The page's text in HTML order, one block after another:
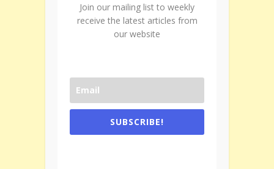
Join our mailing list to weekly
receive the latest articles from
our website
SUBSCRIBE!